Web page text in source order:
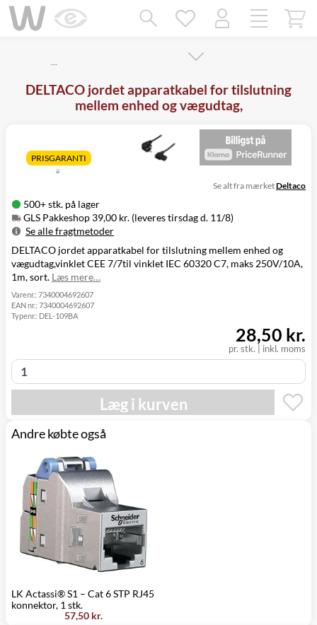
…
DELTACO jordet apparatkabel for tilslutning
mellem enhed og vægudtag,
PRISGARANTI
500+ stk. på lager
GLS Pakkeshop 39,00 kr. (leveres tirsdag d. 11/8)
Se alle fragtmetoder
Metode
Pris
Leveres
GLS Pakkeshop
39,00 kr.
Tirsdag d. 11/8
GLS
Hjemmelevering
GLS Erhverv
Click&Collect i
Se alt fra mærketDeltaco
DELTACO jordet apparatkabel for tilslutning mellem enhed og
vægudtag,vinklet CEE 7/7til vinklet IEC 60320 C7, maks 250V/10A,
1m, sort. Læs mere…
Varenr.: 7340004692607
EAN nr.: 7340004692607
Typenr.: DEL-109BA
pr. stk. | inkl. moms
28,50 kr.
Læg i kurven
Andre købte også
LK Actassi® S1 – Cat 6 STP RJ45
konnektor, 1 stk.
57,50 kr.
Mangler chatten?
Ret samtykke!